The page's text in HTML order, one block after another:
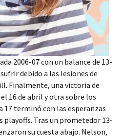
2006-07 con un balance de 13-
debido a las lesiones de
Finalmente, una victoria de
16 de abril y otra sobre los
17 terminó con las esperanzas
playoffs. Tras un prometedor 13-
su cuesta abajo. Nelson,